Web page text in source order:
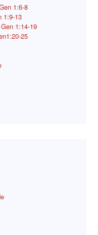
1:6-8
1:9-13
1:14-19
25